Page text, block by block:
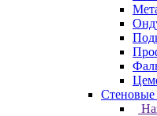
Стеновые